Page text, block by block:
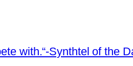
with.“-Synthtel of the